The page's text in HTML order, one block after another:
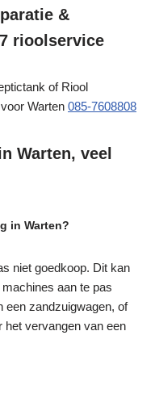
&
rioolservice
of Riool
Warten 085-7608808
Warten, veel
in Warten?
niet goedkoop. Dit kan
aan te pas
een zandzuigwagen, of
het vervangen van een